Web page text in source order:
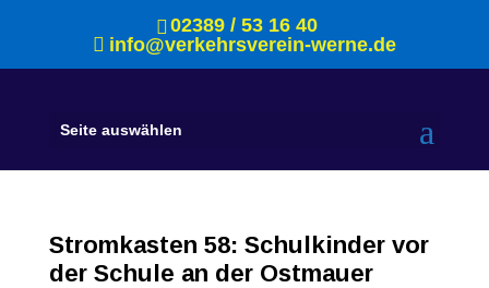
02389 / 53 16 40
info@verkehrsverein-werne.de
Seite auswählen
Stromkasten 58: Schulkinder vor
der Schule an der Ostmauer